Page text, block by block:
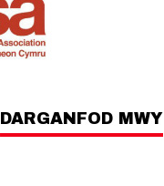
DARGANFOD MWY